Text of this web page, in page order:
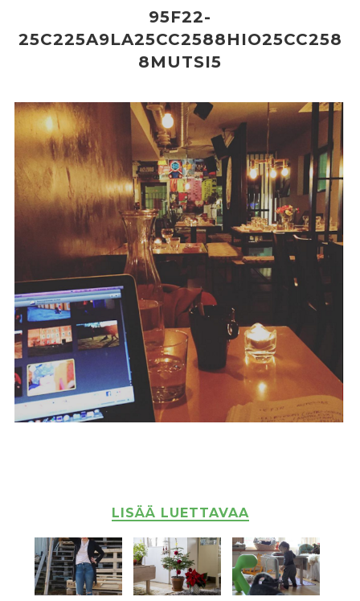
95F22-
25C225A9LA25CC2588HIO25CC258
8MUTSI5
LISÄÄ LUETTAVAA